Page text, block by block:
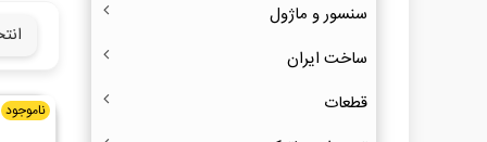
سنسور و ماژول
ساخت ایران
قطعات
ناموجود